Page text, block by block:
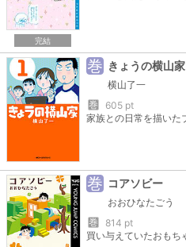
完結
巻 きょうの横山家
横山了一
巻
605 pt
巻 コアソビー
おおひなたごう
巻
814 pt